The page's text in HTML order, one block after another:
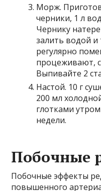
Морж.
черники, 1 л
Чернику
залить водой
регулярно
процеживают,
Выпивайте 2
Настой. 10 г
200 мл
глотками
недели.
Побочные
Побочные эффекты
повышенного